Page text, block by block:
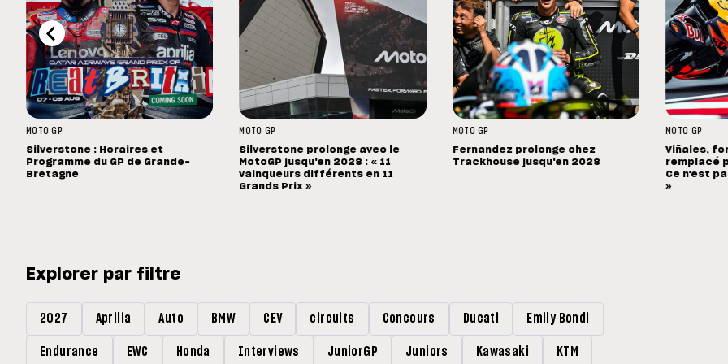
MOTO GP
Silverstone : Horaires et
Programme du GP de Grande-
Bretagne
MOTO GP
Silverstone prolonge avec le
MotoGP jusqu'en 2028 : « 11
vainqueurs différents en 11
Grands Prix »
MOTO GP
Fernandez prolonge chez
Trackhouse jusqu'en 2028
MOTO GP
Viñales,
remplacé
Ce n'est
»
Explorer par filtre
2027 Aprilia Auto BMW CEV circuits Concours Ducati Emily Bondi
Endurance EWC Honda Interviews JuniorGP Juniors Kawasaki KTM